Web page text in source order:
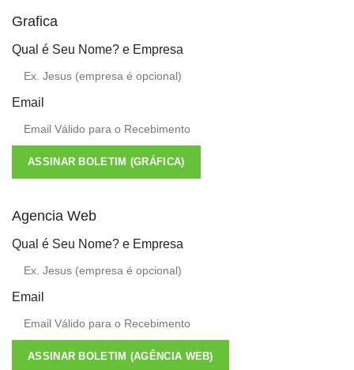
Grafica
Qual é Seu Nome? e Empresa
Email
ASSINAR BOLETIM (GRÁFICA)
Agencia Web
Qual é Seu Nome? e Empresa
Email
ASSINAR BOLETIM (AGÊNCIA WEB)